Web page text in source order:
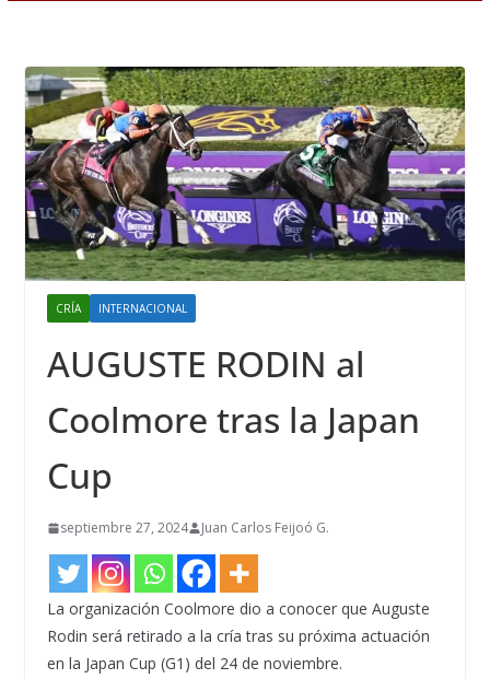
CRÍA INTERNACIONAL
AUGUSTE RODIN al
Coolmore tras la Japan
Cup
septiembre 27, 2024 Juan Carlos Feijoó G.
La organización Coolmore dio a conocer que Auguste
Rodin será retirado a la cría tras su próxima actuación
en la Japan Cup (G1) del 24 de noviembre.